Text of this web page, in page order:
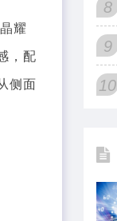
耀
，配
侧面
8
9
10